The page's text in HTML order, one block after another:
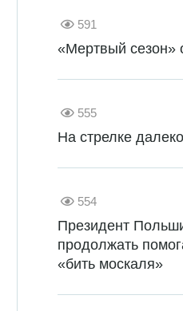
591
«Мертвый сезон»
555
На стрелке
554
Президент
продолжать
«бить москаля»